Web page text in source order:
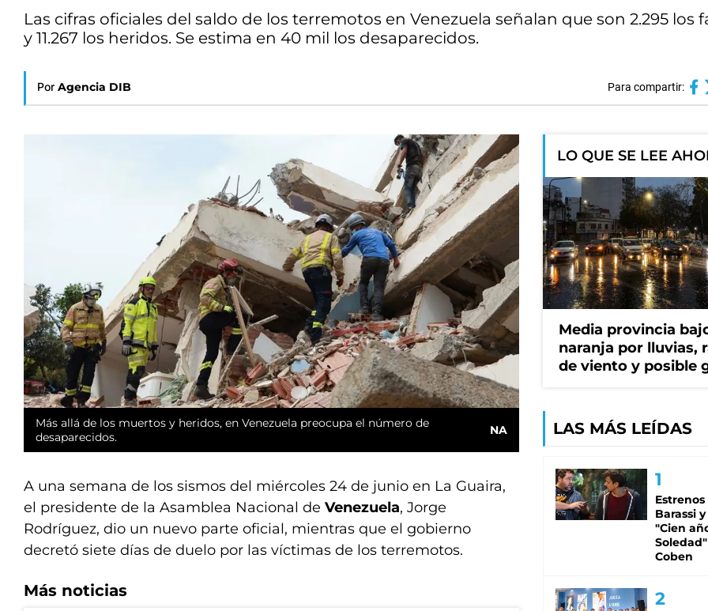
Las cifras oficiales del saldo de los terremotos en Venezuela señalan que son 2.295 los
y 11.267 los heridos. Se estima en 40 mil los desaparecidos.
Por Agencia DIB Para compartir:
Más allá de los muertos y heridos, en Venezuela preocupa el número de
desaparecidos.
NA
A una semana de los sismos del miércoles 24 de junio en La Guaira,
el presidente de la Asamblea Nacional de Venezuela, Jorge
Rodríguez, dio un nuevo parte oficial, mientras que el gobierno
decretó siete días de duelo por las víctimas de los terremotos.
Más noticias
LO QUE SE LEE
Media provincia
naranja por lluvias,
de viento y posible
LAS MÁS LEÍDAS
Estrenos
Barassi
"Cien
Coben